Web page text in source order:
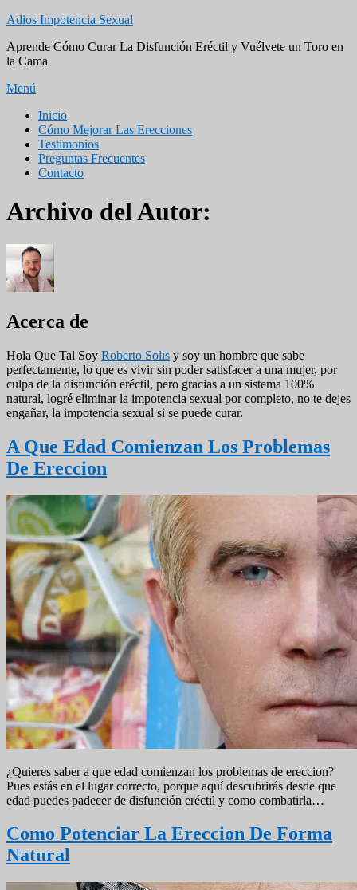
Saltar
contenido
Adios Impotencia Sexual
Aprende Cómo Curar La Disfunción Eréctil y Vuélvete un Toro en
la Cama
Menú
Menú
principal
Inicio
Cómo Mejorar Las Erecciones
Testimonios
Preguntas Frecuentes
Contacto
Archivo del Autor:
Acerca de
Hola Que Tal Soy Roberto Solis y soy un hombre que sabe
perfectamente, lo que es vivir sin poder satisfacer a una mujer, por
culpa de la disfunción eréctil, pero gracias a un sistema 100%
natural, logré eliminar la impotencia sexual por completo, no te dejes
engañar, la impotencia sexual si se puede curar.
A Que Edad Comienzan Los Problemas
De Ereccion
¿Quieres saber a que edad comienzan los problemas de ereccion?
Pues estás en el lugar correcto, porque aquí descubrirás desde que
edad puedes padecer de disfunción eréctil y como combatirla…
Como Potenciar La Ereccion De Forma
Natural